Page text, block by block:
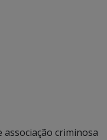
criminosa